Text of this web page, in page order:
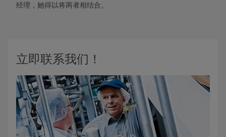
经理，她得以将两者相结合。
立即联系我们！